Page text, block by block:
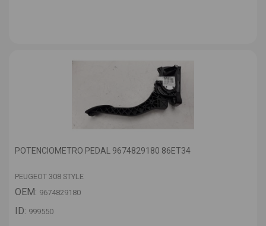
POTENCIOMETRO PEDAL 9674829180 86ET34
PEUGEOT 308 STYLE
OEM: 9674829180
ID: 999550